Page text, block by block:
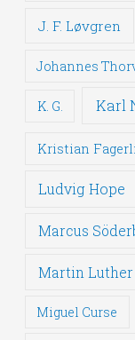
J. F. Løvgren
Johannes
K. G. Karl
Kristian
Ludvig Hope
Marcus
Martin Luther
Miguel Curse